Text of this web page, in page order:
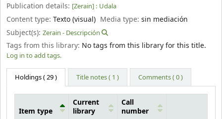
Publication details: [Zerain] : Udala
Content type: Texto (visual) Media type:sin mediación
Subject(s): Zerain - Descripción
Tags from this library: No tags from this library for this title.
Log in to add tags.
Holdings( 29 ) Title notes ( 1 ) Comments ( 0 )
Item type
Current
library
Call
number